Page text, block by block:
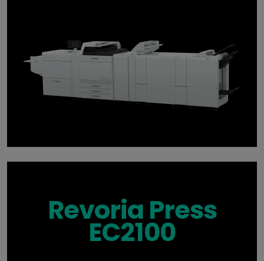
Revoria Press
EC2100